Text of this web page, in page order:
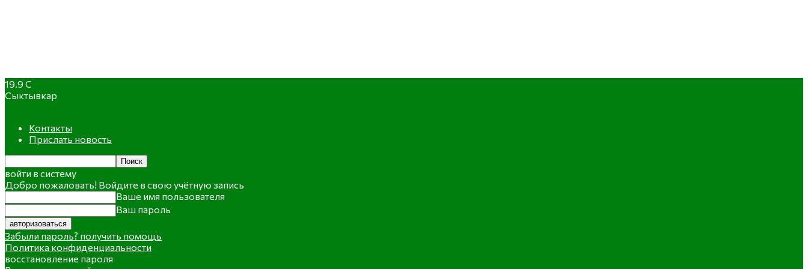
19.9 C
Сыктывкар
Контакты
Прислать новость
войти в систему
Добро пожаловать! Войдите в свою учётную запись
Ваше имя пользователя
Ваш пароль
Забыли пароль? получить помощь
Политика конфиденциальности
восстановление пароля